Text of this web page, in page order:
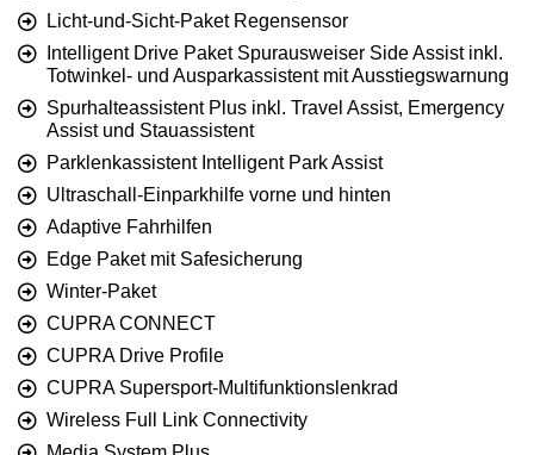
Licht-und-Sicht-Paket Regensensor
Intelligent Drive Paket Spurausweiser Side Assist inkl.
Totwinkel- und Ausparkassistent mit Ausstiegswarnung
Spurhalteassistent Plus inkl. Travel Assist, Emergency
Assist und Stauassistent
Parklenkassistent Intelligent Park Assist
Ultraschall-Einparkhilfe vorne und hinten
Adaptive Fahrhilfen
Edge Paket mit Safesicherung
Winter-Paket
CUPRA CONNECT
CUPRA Drive Profile
CUPRA Supersport-Multifunktionslenkrad
Wireless Full Link Connectivity